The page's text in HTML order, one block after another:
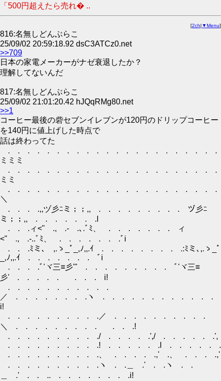
「500円超えたら売れ� ..
[2ch| ▼Menu]
816:名無しどんぶらこ
25/09/02 20:59:18.92 dsC3ATCz0.net
>>709
日本の家電メーカーがナゼ衰退したか？
理解してないんだ
817:名無しどんぶらこ
25/09/02 21:01:20.42 hJQqRMg80.net
>>1
コーヒー最後の砦セブンイレブンが120円のドリップコーヒー
を140円に値上げした時点で
話は終わってた
. . . . . . . . . . . . . . . . . . . . . .
ミミミ
. . . . . . . . . . . . . . . . . . . . . .
ミミ
. . . . . . . . . . . . . . . . . . . . . .
＼
. . . .,,ヅ彡ﾆミ；；,, . . . . . . . . . ヅ彡ﾆ
ミ；；,, . . . . . . .l
. . .ィ<" ., .‐ .､.ﾞﾐ、 . . . . . . . ィ
<" ., .‐..ﾞﾐ、 . . . . . . .ﾞi
. . .ﾐミ､ ,.ゝ_ﾟ_,ﾉ,,.ｲ . . . . . . . . .:ﾐミ､,.ゝ_ﾟ
_,ﾉ,,.ｲ . . . . . . . ﾞi
. . . .ﾞ'ヾ三≡彡'" . . . . . . . . . ﾞ'ヾ三≡
彡' . . . . . . . . i!
. . . . . . . . . . .
／ . . . . . . . .ヽ . . . . . . . . . . .
i!
. . . . . . . . . .／ . . . . . . . . . .
＼ . . . . . . . . . . . .!
. . . . . . . . . ./ . . . . .',/ . . . . .
. . . . . . . . . .! . . . . . .l . . . . .
. . . . . . . . . .、 . . . . .,' .、 . . .
. . . . . . . . . .ヽ . .＿ .' . .ヽ . .
＿ .' . . .. . . . . . . . .i!